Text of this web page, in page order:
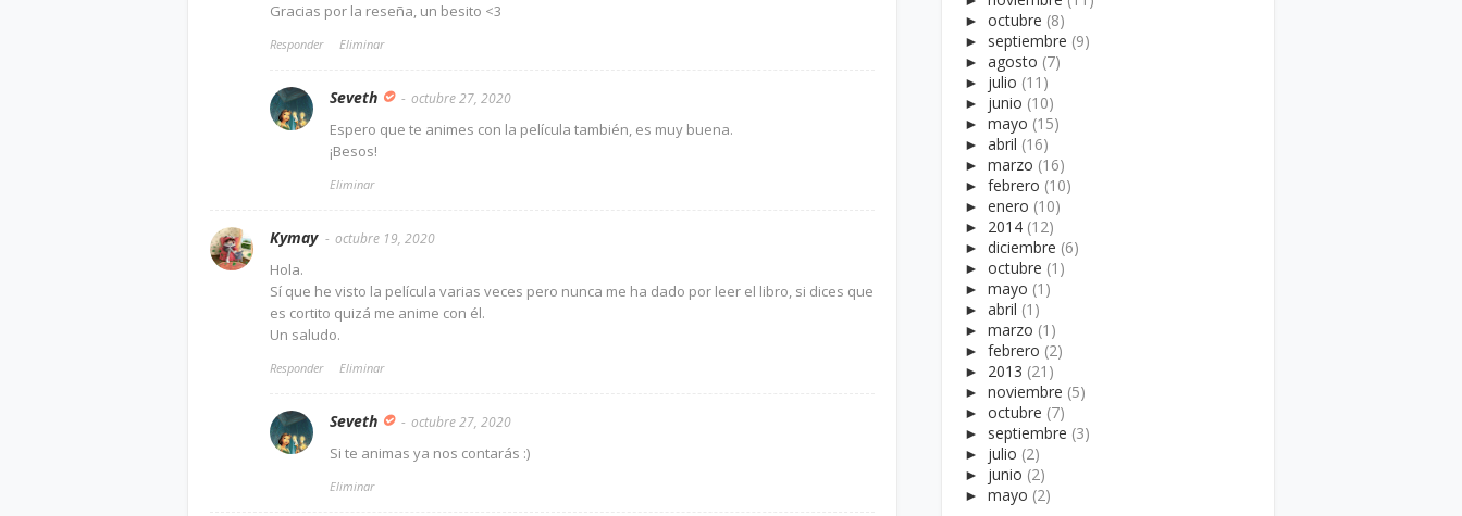
Gracias por la reseña, un besito <3
Responder Eliminar
Seveth octubre 27, 2020
Espero que te animes con la película también, es muy buena.
¡Besos!
Eliminar
Kymay octubre 19, 2020
Hola.
Sí que he visto la película varias veces pero nunca me ha dado por leer el libro, si dices que
es cortito quizá me anime con él.
Un saludo.
Responder Eliminar
Seveth octubre 27, 2020
Si te animas ya nos contarás :)
Eliminar
►octubre (8)
► septiembre (9)
►agosto (7)
► julio (11)
► junio (10)
►mayo (15)
►abril (16)
►marzo (16)
►febrero (10)
►enero (10)
► 2014 (12)
►diciembre (6)
►octubre (1)
►mayo (1)
►abril (1)
►marzo (1)
►febrero (2)
► 2013 (21)
►noviembre (5)
►octubre (7)
► septiembre (3)
► julio (2)
► junio (2)
►mayo (2)